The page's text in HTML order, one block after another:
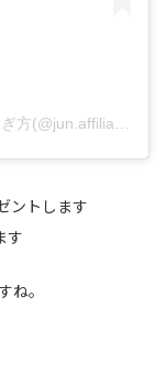
ントします
す
ね。